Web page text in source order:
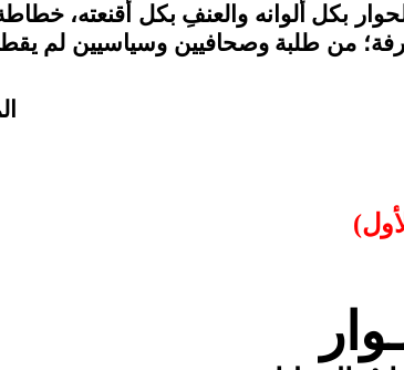
بكل ألوانه والعنفِ بكل أقنعته،
من طلبة وصحافيين وسياسيين لم